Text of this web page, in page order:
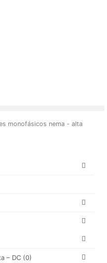
monofásicos nema - alta
– DC (0)